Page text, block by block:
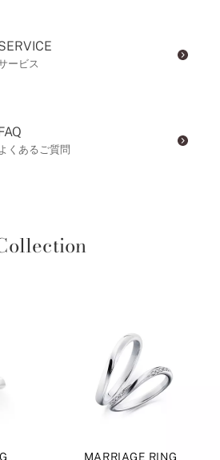
ービス
よくあるご質問
MARRIAGE RING